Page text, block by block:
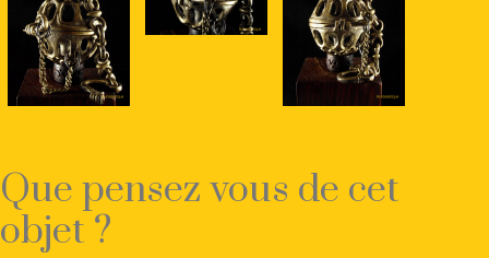
Que pensez vous de cet
objet ?